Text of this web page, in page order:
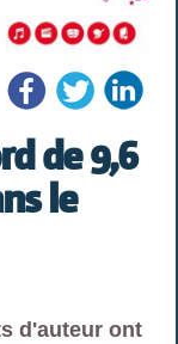
de 9,6
le
d'auteur ont